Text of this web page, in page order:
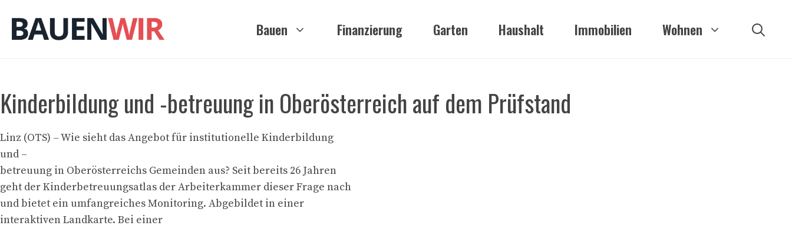
Inhalt
springen
Bauen Finanzierung Garten Haushalt Immobilien Wohnen
Kinderbildung und -betreuung in Oberösterreich auf dem Prüfstand
Linz (OTS) – Wie sieht das Angebot für institutionelle Kinderbildung
und –
betreuung in Oberösterreichs Gemeinden aus? Seit bereits 26 Jahren
geht der Kinderbetreuungsatlas der Arbeiterkammer dieser Frage nach
und bietet ein umfangreiches Monitoring. Abgebildet in einer
interaktiven Landkarte. Bei einer